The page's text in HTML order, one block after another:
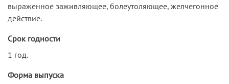
выраженное заживляющее, болеутоляющее, желчегонное
действие.
Срок годности
1 год.
Форма выпуска